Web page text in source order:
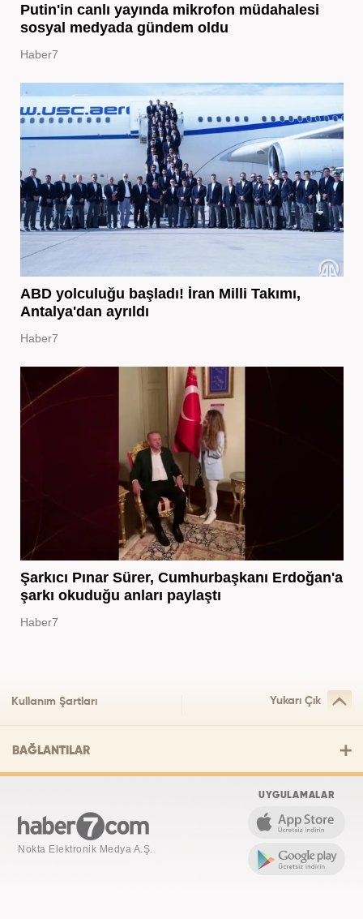
Putin'in canlı yayında mikrofon müdahalesi
sosyal medyada gündem oldu
Haber7
ABD yolculuğu başladı! İran Milli Takımı,
Antalya'dan ayrıldı
Haber7
Şarkıcı Pınar Sürer, Cumhurbaşkanı Erdoğan'a
şarkı okuduğu anları paylaştı
Haber7
Kullanım Şartları Yukarı Çık
BAĞLANTILAR
Nokta Elektronik Medya A.Ş.
UYGULAMALAR